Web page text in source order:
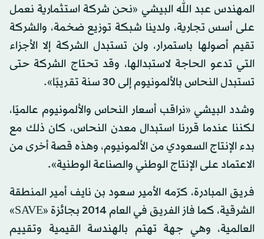
المهندس عبد الله البيشي «نحن شركة استثمارية نعمل
على أسس تجارية، ولدينا شبكة توزيع ضخمة، والشركة
تقيم أصولها باستمرار، ولن تستبدل الشركة إلا الأجزاء
التي تدعو الحاجة لاستبدالها، وقد تحتاج الشركة حتى
تستبدل النحاس بالألمونيوم إلى 30 سنة تقريبًا».
وشدد البيشي «نراقب أسعار النحاس والألمونيوم عالميًا،
لكننا عندما قررنا استبدال معدن النحاس، كان ذلك مع
بدء الإنتاج السعودي من الألمونيوم، وهذه قصة أخرى من
الاعتماد على الإنتاج الوطني والصناعة الوطنية».
فريق المبادرة، كرّمه الأمير سعود بن نايف أمير المنطقة
الشرقية، كما فاز الفريق في العام 2014 بجائزة «SAVE»
العالمية، وهي جهة تهتم بالهندسة القيمية وتقييم